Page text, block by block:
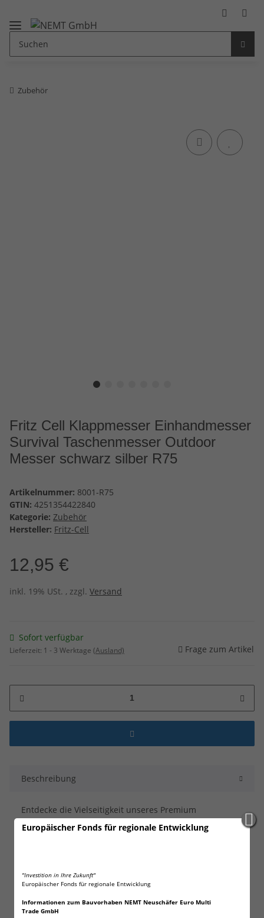
Europäischer Fonds für regionale Entwicklung
"Investition in Ihre Zukunft"
Europäischer Fonds für regionale Entwicklung
Informationen zum Bauvorhaben NEMT Neuschäfer Euro Multi
Trade GmbH
Zubehör
Fritz Cell Klappmesser Einhandmesser
Survival Taschenmesser Outdoor
Messer schwarz silber R75
Artikelnummer: 8001-R75
GTIN: 4251354422840
Kategorie: Zubehör
Hersteller: Fritz-Cell
12,95 €
inkl. 19% USt. , zzgl. Versand
Sofort verfügbar
Lieferzeit: 1 - 3 Werktage (Ausland) Frage zum Artikel
Beschreibung
Entdecke die Vielseitigkeit unseres Premium
Einhandmessers!
Funktionalität legen. Robust, präzise und leicht zu
Sicherheit und Komfort.